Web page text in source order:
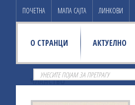
ПОЧЕТНА МАПА САЈТА ЛИНКОВИ
О СТРАНЦИ АКТУЕЛНО
ЧЛАНСТВО